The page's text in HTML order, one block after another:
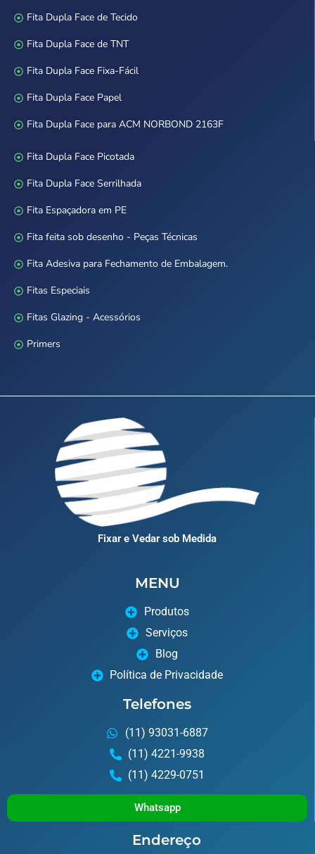
Fita Dupla Face de Tecido
Fita Dupla Face de TNT
Fita Dupla Face Fixa-Fácil
Fita Dupla Face Papel
Fita Dupla Face para ACM NORBOND 2163F
Fita Dupla Face Picotada
Fita Dupla Face Serrilhada
Fita Espaçadora em PE
Fita feita sob desenho - Peças Técnicas
Fita Adesiva para Fechamento de Embalagem.
Fitas Especiais
Fitas Glazing - Acessórios
Primers
Fixar e Vedar sob Medida
MENU
Produtos
Serviços
Blog
Política de Privacidade
Telefones
(11) 93031-6887
(11) 4221-9938
(11) 4229-0751
Whatsapp
Endereço